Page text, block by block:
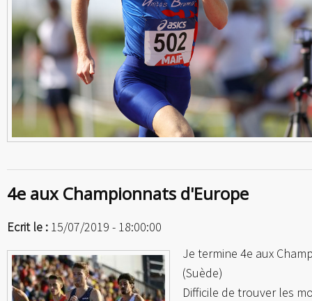
4e aux Championnats d'Europe
Ecrit le : 15/07/2019 - 18:00:00
Je termine 4e aux
(Suède)
Difficile de trouver les